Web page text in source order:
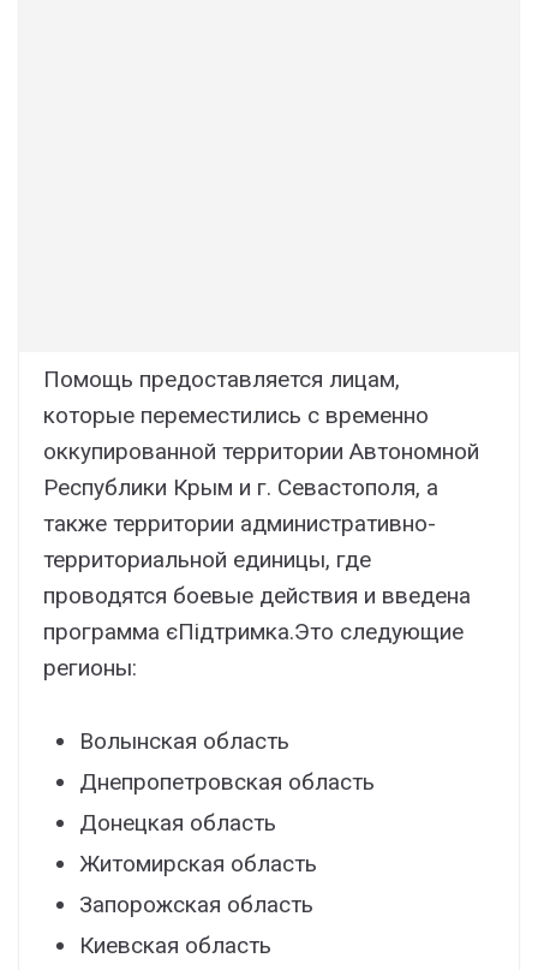
Помощь предоставляется лицам,
которые переместились с временно
оккупированной территории Автономной
Республики Крым и г. Севастополя, а
также территории административно-
территориальной единицы, где
проводятся боевые действия и введена
программа єПідтримка.Это следующие
регионы:
Волынская область
Днепропетровская область
Донецкая область
Житомирская область
Запорожская область
Киевская область